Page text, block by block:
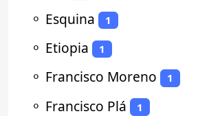
⚬ Esquina 1
⚬ Etiopia 1
⚬ Francisco Moreno 1
⚬ Francisco Plá 1